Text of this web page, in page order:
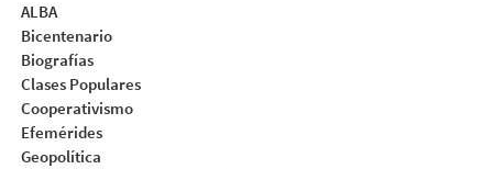
ALBA
Bicentenario
Biografías
Clases Populares
Cooperativismo
Efemérides
Geopolítica